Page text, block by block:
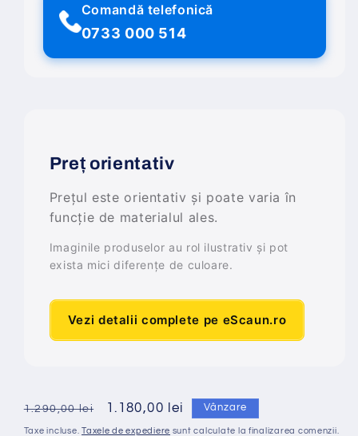
Comandă telefonică
0733 000 514
Preț orientativ
Prețul este orientativ și poate varia în
funcție de materialul ales.
Imaginile produselor au rol ilustrativ și pot
exista mici diferențe de culoare.
Vezi detalii complete pe eScaun.ro
Preț
obișnuit
1.290,00 lei
Preț
redus
1.180,00 lei Vânzare
Taxe incluse.Taxele de expediere sunt calculate la finalizarea comenzii.